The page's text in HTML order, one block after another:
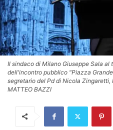
Il sindaco di Milano Giuseppe Sala
dell'incontro pubblico "Piazza
segretario del Pd di Nicola Zingaretti,
MATTEO BAZZI